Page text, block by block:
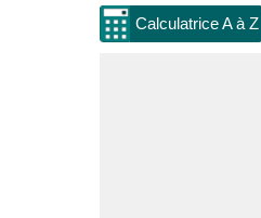
Calculatrice A à Z